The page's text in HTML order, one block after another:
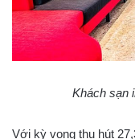
Khách sạn
Với kỳ vọng thu hút